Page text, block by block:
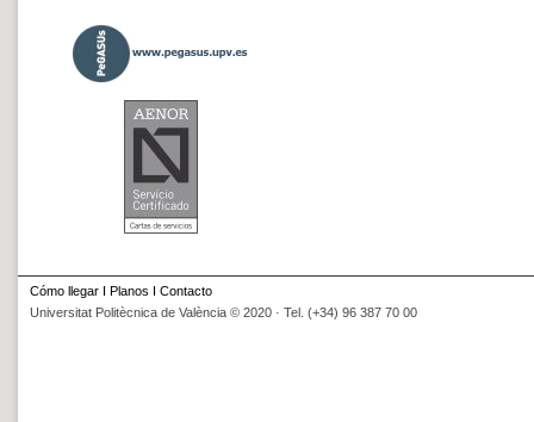
Cómo llegar I Planos I Contacto
Universitat Politècnica de València © 2020 · Tel. (+34) 96 387 70 00